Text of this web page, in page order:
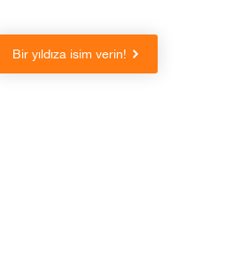
Bir yıldıza isim verin!